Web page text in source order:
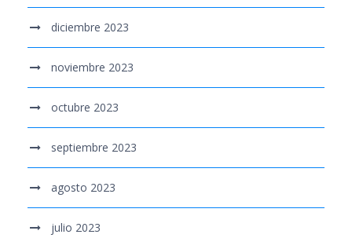
diciembre 2023
noviembre 2023
octubre 2023
septiembre 2023
agosto 2023
julio 2023